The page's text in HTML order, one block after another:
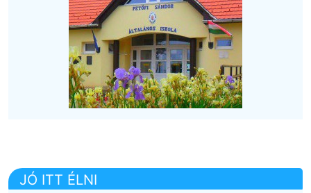
JÓ ITT ÉLNI